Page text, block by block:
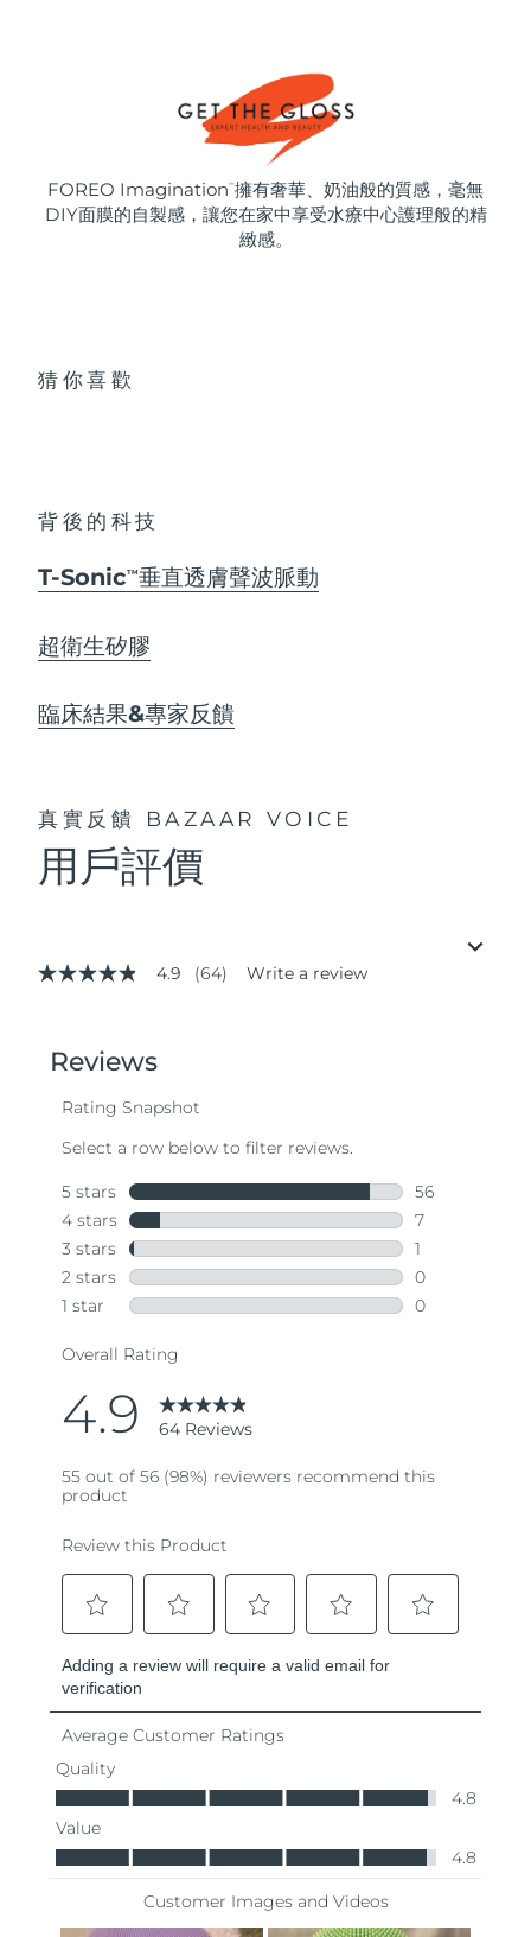
FOREO Imagination ™ 擁有奢華、奶油般的質感，毫無
DIY面膜的自製感，讓您在家中享受水療中心護理般的精
緻感。
猜你喜歡
背後的科技
T-SonicTM 垂直透膚聲波脈動
超衛生矽膠
臨床結果&專家反饋
真實反饋 BAZAAR VOICE
用戶評價
4.9
stars,
average
value.
Same
page
link.
4.9 (64) Write a review